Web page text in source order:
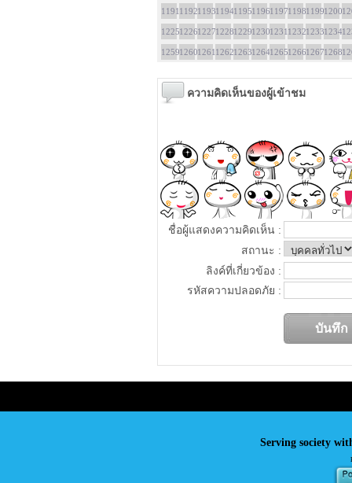
1191119211931194119511961197119811991200
1225122612271228122912301231123212331234
1259126012611262126312641265126612671268
ความคิดเห็นของผู้เข้าชม
ชื่อผู้แสดงความคิดเห็น :
สถานะ :
ลิงค์ที่เกี่ยวข้อง :
รหัสความปลอดภัย :
Serving society